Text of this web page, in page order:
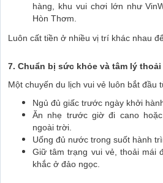
hàng, khu vui chơi lớn như
Hòn Thơm.
Luôn cất tiền ở nhiều vị trí khác nhau
7. Chuẩn bị sức khỏe và tâm lý thoải
Một chuyến du lịch vui vẻ luôn bắt đầu
Ngủ đủ giấc trước ngày khởi
Ăn nhẹ trước giờ đi cano
ngoài trời.
Uống đủ nước trong suốt hành
Giữ tâm trạng vui vẻ, thoải mái
khắc ở đảo ngọc.